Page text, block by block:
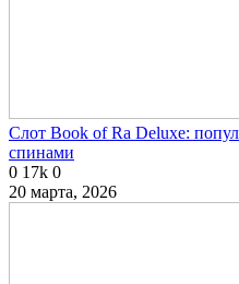
Слот Book of Ra Deluxe:
спинами
0 17k 0
20 марта, 2026